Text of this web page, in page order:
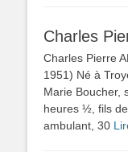
Charles
Charles Pierre
1951) Né à
Marie Boucher,
heures ½, fils
ambulant, 30